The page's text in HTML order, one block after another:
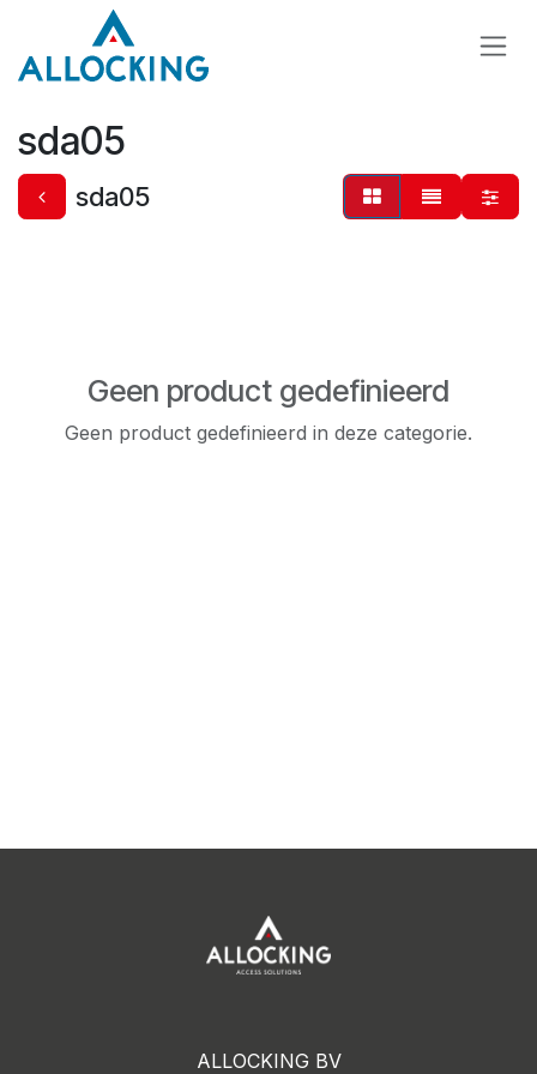
Overslaan naar inhoud
sda05
sda05
Geen product gedefinieerd
Geen product gedefinieerd in deze categorie.
ALLOCKING BV